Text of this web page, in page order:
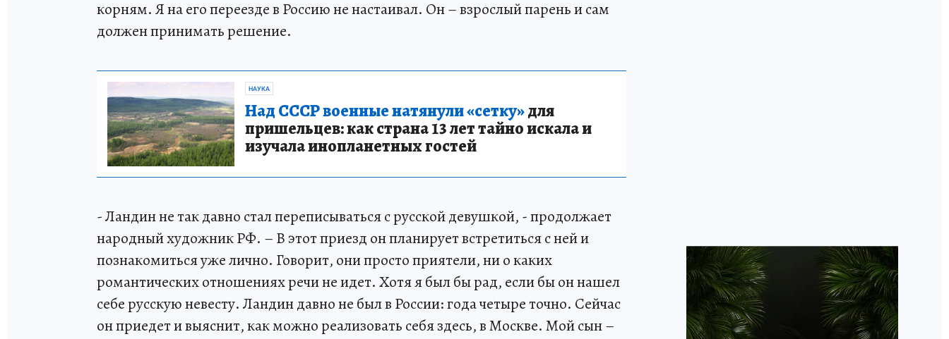
корням. Я на его переезде в Россию не настаивал. Он – взрослый парень и сам
должен принимать решение.
НАУКА
Над СССР военные натянули «сетку»для
пришельцев: как страна 13 лет тайно искала и
изучала инопланетных гостей
- Ландин не так давно стал переписываться с русской девушкой, - продолжает
народный художник РФ. – В этот приезд он планирует встретиться с ней и
познакомиться уже лично. Говорит, они просто приятели, ни о каких
романтических отношениях речи не идет. Хотя я был бы рад, если бы он нашел
себе русскую невесту. Ландин давно не был в России: года четыре точно. Сейчас
он приедет и выяснит, как можно реализовать себя здесь, в Москве. Мой сын –